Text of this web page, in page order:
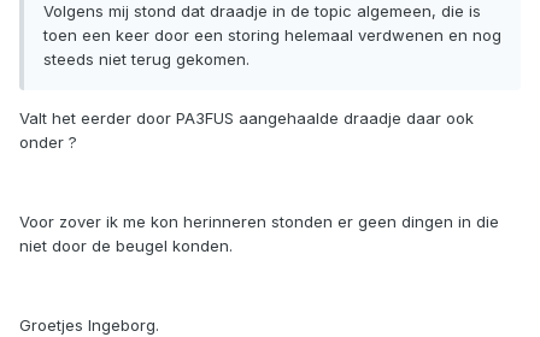
Volgens mij stond dat draadje in de topic algemeen, die is
toen een keer door een storing helemaal verdwenen en nog
steeds niet terug gekomen.
Valt het eerder door PA3FUS aangehaalde draadje daar ook
onder ?
Voor zover ik me kon herinneren stonden er geen dingen in die
niet door de beugel konden.
Groetjes Ingeborg.